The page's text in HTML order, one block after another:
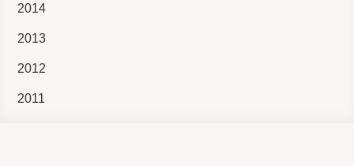
2014
2013
2012
2011